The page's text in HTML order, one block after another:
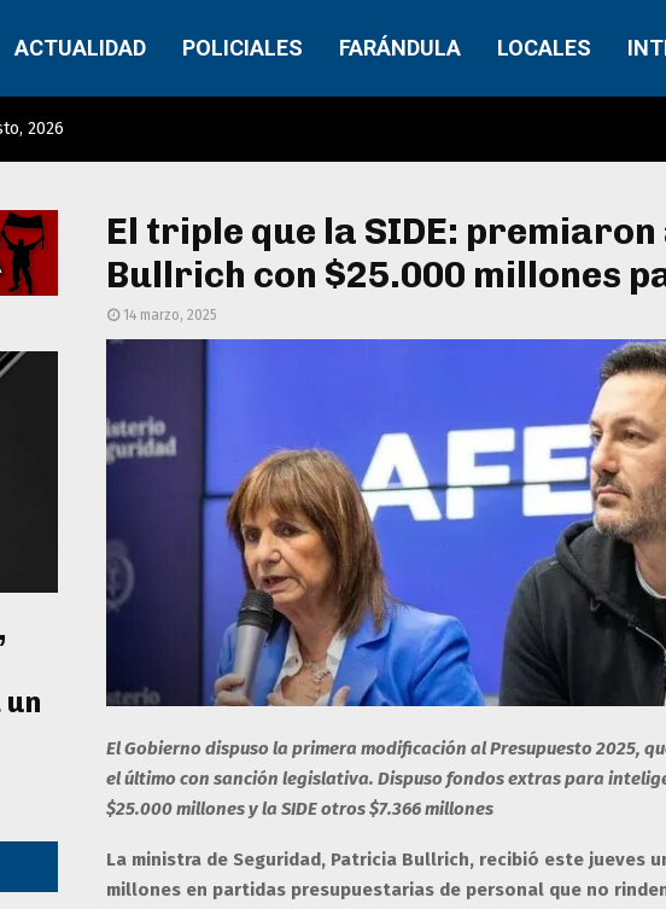
ACTUALIDAD POLICIALES FARÁNDULA LOCALES
2026
El triple que la SIDE:
Bullrich con $25.000 millones
14 marzo, 2025
El Gobierno dispuso la primera modificación al Presupuesto 2025,
el último con sanción legislativa. Dispuso fondos extras para
$25.000 millones y la SIDE otros $7.366 millones
La ministra de Seguridad, Patricia Bullrich, recibió este jueves
millones en partidas presupuestarias de personal que no